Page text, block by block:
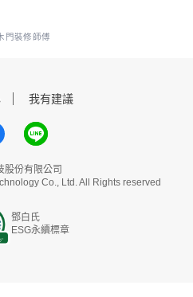
門裝修師傅
我有建議
股份有限公司
Co., Ltd. All Rights reserved
鄧白氏
ESG永續標章